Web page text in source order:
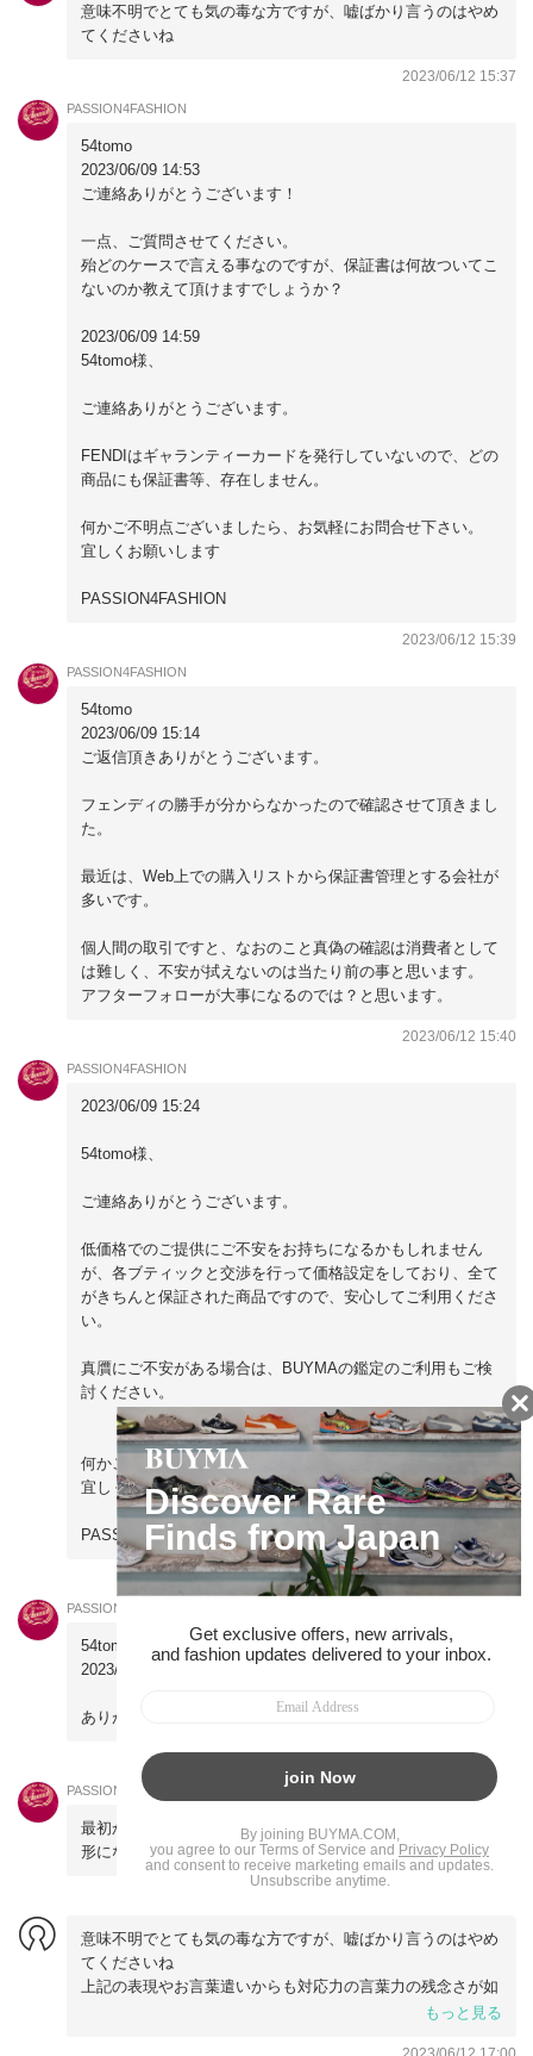
意味不明でとても気の毒な方ですが、嘘ばかり言うのはやめ
てくださいね
2023/06/12 15:37
PASSION4FASHION
54tomo
2023/06/09 14:53
ご連絡ありがとうございます！
一点、ご質問させてください。
殆どのケースで言える事なのですが、保証書は何故ついてこ
ないのか教えて頂けますでしょうか？
2023/06/09 14:59
54tomo様、
ご連絡ありがとうございます。
FENDIはギャランティーカードを発行していないので、どの
商品にも保証書等、存在しません。
何かご不明点ございましたら、お気軽にお問合せ下さい。
宜しくお願いします
PASSION4FASHION
2023/06/12 15:39
PASSION4FASHION
54tomo
2023/06/09 15:14
ご返信頂きありがとうございます。
フェンディの勝手が分からなかったので確認させて頂きまし
た。
最近は、Web上での購入リストから保証書管理とする会社が
多いです。
個人間の取引ですと、なおのこと真偽の確認は消費者として
は難しく、不安が拭えないのは当たり前の事と思います。
アフターフォローが大事になるのでは？と思います。
2023/06/12 15:40
PASSION4FASHION
2023/06/09 15:24
54tomo様、
ご連絡ありがとうございます。
低価格でのご提供にご不安をお持ちになるかもしれません
が、各ブティックと交渉を行って価格設定をしており、全て
がきちんと保証された商品ですので、安心してご利用くださ
い。
真贋にご不安がある場合は、BUYMAの鑑定のご利用もご検
討ください。
何かご不明点ございましたら、お気軽にお問合せ下さい。
宜しくお願いします
PASSION4FASHION
2023/06/12 15:40
PASSION4FASHION
54tomo:
2023/06/09 15:26
ありがとうございます。
2023/06/12 15:41
PASSION4FASHION
最初から全力でサポートさせていただいた結果がこのような
形になってしまい、誠に残念に思います。
意味不明でとても気の毒な方ですが、嘘ばかり言うのはやめ
てくださいね
上記の表現やお言葉遣いからも対応力の言葉力の残念さが如
もっと見る